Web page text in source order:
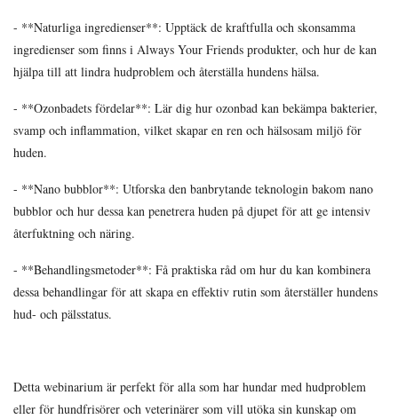
- **Naturliga ingredienser**: Upptäck de kraftfulla och skonsamma
ingredienser som finns i Always Your Friends produkter, och hur de kan
hjälpa till att lindra hudproblem och återställa hundens hälsa.
- **Ozonbadets fördelar**: Lär dig hur ozonbad kan bekämpa bakterier,
svamp och inflammation, vilket skapar en ren och hälsosam miljö för
huden.
- **Nano bubblor**: Utforska den banbrytande teknologin bakom nano
bubblor och hur dessa kan penetrera huden på djupet för att ge intensiv
återfuktning och näring.
- **Behandlingsmetoder**: Få praktiska råd om hur du kan kombinera
dessa behandlingar för att skapa en effektiv rutin som återställer hundens
hud- och pälsstatus.
Detta webinarium är perfekt för alla som har hundar med hudproblem
eller för hundfrisörer och veterinärer som vill utöka sin kunskap om